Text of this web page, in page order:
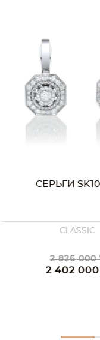
СЕРЬГИ SK10786
CLASSIC
2 826 000 ₸
2 402 000 ₸